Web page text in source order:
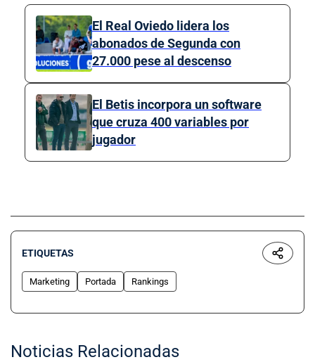
El Real Oviedo lidera los
abonados de Segunda con
27.000 pese al descenso
El Betis incorpora un software
que cruza 400 variables por
jugador
ETIQUETAS
Marketing Portada Rankings
Noticias Relacionadas